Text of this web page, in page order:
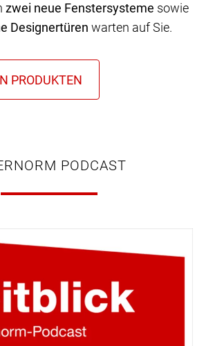
zwei neue Fenstersysteme sowie
Designertüren warten auf Sie.
PODCAST